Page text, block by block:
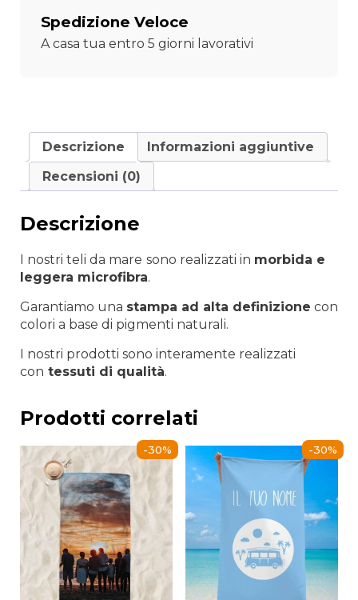
Spedizione Veloce
A casa tua entro 5 giorni lavorativi
Descrizione
Informazioni aggiuntive
Recensioni (0)
Descrizione
I nostri teli da mare sono realizzati in morbida e
leggera microfibra.
Garantiamo una stampa ad alta definizione con
colori a base di pigmenti naturali.
I nostri prodotti sono interamente realizzati
con tessuti di qualità.
Prodotti correlati
-30% -30%